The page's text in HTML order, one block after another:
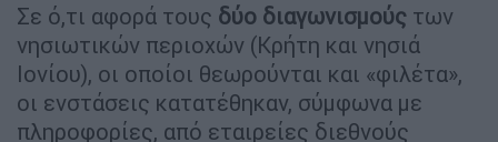
Σε ό,τι αφορά τους δύο διαγωνισμούς των
νησιωτικών περιοχών (Κρήτη και νησιά
Ιονίου), οι οποίοι θεωρούνται και «φιλέτα»,
οι ενστάσεις κατατέθηκαν, σύμφωνα με
πληροφορίες, από εταιρείες διεθνούς